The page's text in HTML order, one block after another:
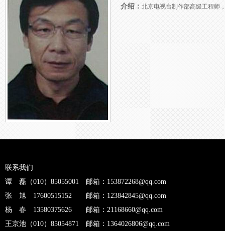
介绍： 北京电视台制作部高级工程师
联系我们
谭 磊（010）85055001 邮箱：153872268@qq.com
张 旭 17600515152 邮箱：123842845@qq.com
杨 春 13580375626 邮箱：21168660@qq.com
王京池（010）85054871 邮箱：1364026806@qq.com